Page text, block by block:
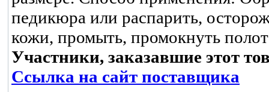
педикюра или распарить,
кожи, промыть, промокнуть
Участники, заказавшие этот
Ссылка на сайт поставщика